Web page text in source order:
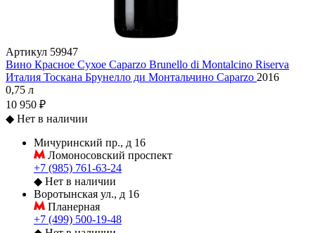
Артикул 59947
Вино Красное Сухое Caparzo Brunello di Montalcino Riserva
Италия Тоскана Брунелло ди Монтальчино Caparzo 2016
0,75 л
10 950 ₽
◆ Нет в наличии
Мичуринский пр., д 16
Ломоносовский проспект
+7 (985) 761-63-24
◆ Нет в наличии
Воротынская ул., д 16
Планерная
+7 (499) 500-19-48